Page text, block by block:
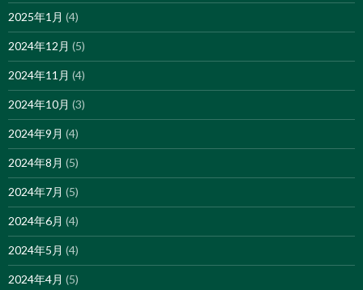
2025年1月 (4)
2024年12月 (5)
2024年11月 (4)
2024年10月 (3)
2024年9月 (4)
2024年8月 (5)
2024年7月 (5)
2024年6月 (4)
2024年5月 (4)
2024年4月 (5)